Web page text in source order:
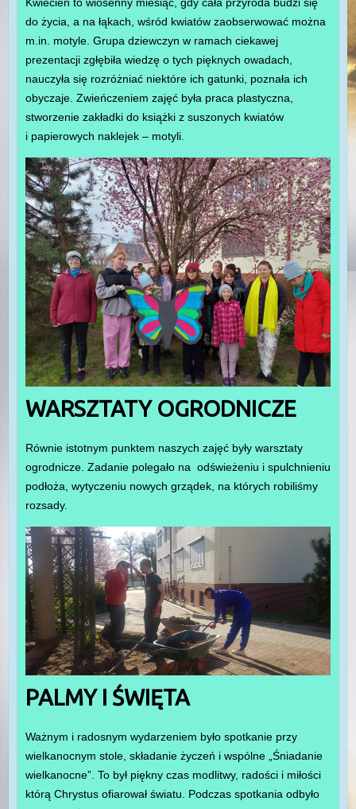
do życia, a na łąkach, wśród kwiatów zaobserwować można
m.in. motyle. Grupa dziewczyn w ramach ciekawej
prezentacji zgłębiła wiedzę o tych pięknych owadach,
nauczyła się rozróżniać niektóre ich gatunki, poznała ich
obyczaje. Zwieńczeniem zajęć była praca plastyczna,
stworzenie zakładki do książki z suszonych kwiatów
i papierowych naklejek – motyli.
WARSZTATY OGRODNICZE
Równie istotnym punktem naszych zajęć były warsztaty
ogrodnicze. Zadanie polegało na odświeżeniu i spulchnieniu
podłoża, wytyczeniu nowych grządek, na których robiliśmy
rozsady.
PALMY I ŚWIĘTA
Ważnym i radosnym wydarzeniem było spotkanie przy
wielkanocnym stole, składanie życzeń i wspólne „Śniadanie
wielkanocne”. To był piękny czas modlitwy, radości i miłości
którą Chrystus ofiarował światu. Podczas spotkania odbyło